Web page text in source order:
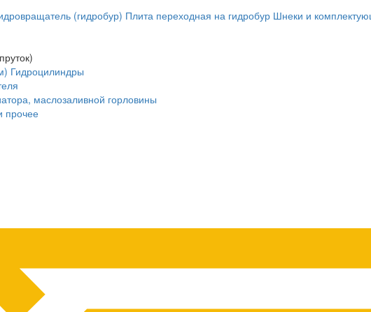
(гидробур) Плита переходная на гидробур Шнеки и
Гидроцилиндры
маслозаливной горловины
прочее